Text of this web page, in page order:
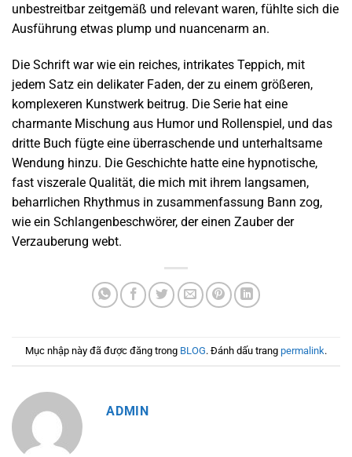
unbestreitbar zeitgemäß und relevant waren, fühlte sich die
Ausführung etwas plump und nuancenarm an.
Die Schrift war wie ein reiches, intrikates Teppich, mit
jedem Satz ein delikater Faden, der zu einem größeren,
komplexeren Kunstwerk beitrug. Die Serie hat eine
charmante Mischung aus Humor und Rollenspiel, und das
dritte Buch fügte eine überraschende und unterhaltsame
Wendung hinzu. Die Geschichte hatte eine hypnotische,
fast viszerale Qualität, die mich mit ihrem langsamen,
beharrlichen Rhythmus in zusammenfassung Bann zog,
wie ein Schlangenbeschwörer, der einen Zauber der
Verzauberung webt.
Mục nhập này đã được đăng trong BLOG. Đánh dấu trang permalink.
ADMIN